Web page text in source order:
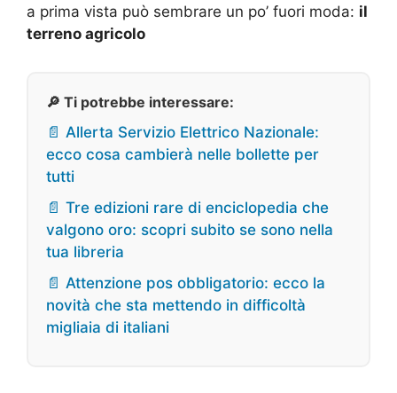
a prima vista può sembrare un po’ fuori moda: il
terreno agricolo
🔎 Ti potrebbe interessare:
📄 Allerta Servizio Elettrico Nazionale:
ecco cosa cambierà nelle bollette per
tutti
📄 Tre edizioni rare di enciclopedia che
valgono oro: scopri subito se sono nella
tua libreria
📄 Attenzione pos obbligatorio: ecco la
novità che sta mettendo in difficoltà
migliaia di italiani